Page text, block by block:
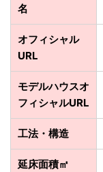
名
オフィシャル
URL
モデルハウスオ
フィシャルURL
工法・構造
延床面積㎡